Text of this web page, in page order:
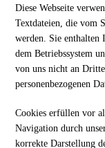
Diese Webseite
Textdateien, die vom
werden. Sie enthalten
dem Betriebssystem
von uns nicht an
personenbezogenen
Cookies erfüllen vor
Navigation durch
korrekte Darstellung